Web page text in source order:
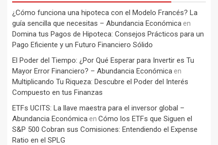
¿Cómo funciona una hipoteca con el Modelo Francés? La
guía sencilla que necesitas – Abundancia Económica en
Domina tus Pagos de Hipoteca: Consejos Prácticos para un
Pago Eficiente y un Futuro Financiero Sólido
El Poder del Tiempo: ¿Por Qué Esperar para Invertir es Tu
Mayor Error Financiero? – Abundancia Económica en
Multiplicando Tu Riqueza: Descubre el Poder del Interés
Compuesto en tus Finanzas
ETFs UCITS: La llave maestra para el inversor global –
Abundancia Económica en Cómo los ETFs que Siguen el
S&P 500 Cobran sus Comisiones: Entendiendo el Expense
Ratio en el SPLG